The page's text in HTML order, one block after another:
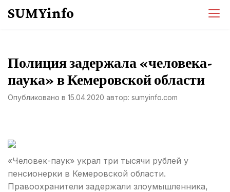
SUMYinfo
Полиция задержала «человека-
паука» в Кемеровской области
Опубликовано в 15.04.2020 автор: sumyinfo.com
«Человек-паук» украл три тысячи рублей у
пенсионерки в Кемеровской области.
Правоохранители задержали злоумышленника,